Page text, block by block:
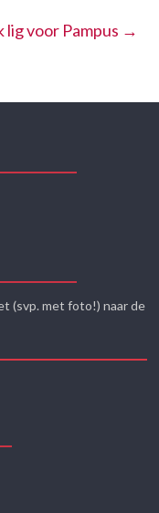
lig voor Pampus →
(svp. met foto!) naar de